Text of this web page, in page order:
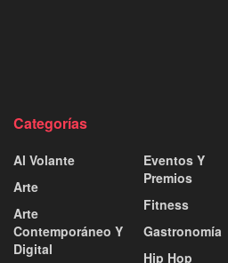
Categorías
Al Volante
Arte
Arte
Contemporáneo Y
Digital
Eventos Y
Premios
Fitness
Gastronomía
Hip Hop